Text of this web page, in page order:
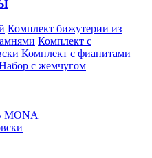
Комплект бижутерии из
Комплект с
Комплект с фианитами
с жемчугом